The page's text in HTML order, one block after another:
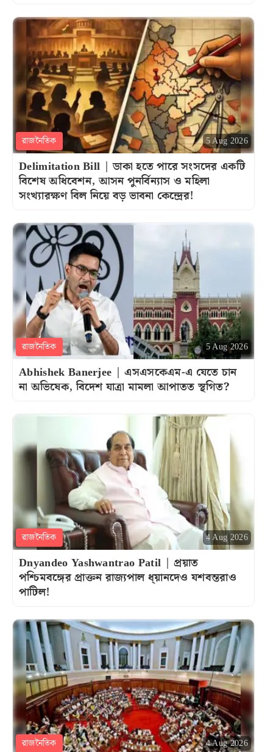
রাজনৈতিক 5 Aug 2026
Delimitation Bill | ডাকা হতে পারে সংসদের একটি
বিশেষ অধিবেশন, আসন পুনর্বিন্যাস ও মহিলা
সংখ্যারক্ষণ বিল নিয়ে বড় ভাবনা কেন্দ্রের!
রাজনৈতিক 5 Aug 2026
Abhishek Banerjee | এসএসকেএম-এ যেতে চান
না অভিষেক, বিদেশ যাত্রা মামলা আপাতত স্থগিত?
রাজনৈতিক 4 Aug 2026
Dnyandeo Yashwantrao Patil | প্রয়াত
পশ্চিমবঙ্গের প্রাক্তন রাজ্যপাল ধ্য়ানদেও যশবন্তরাও
পাটিল!
রাজনৈতিক 4 Aug 2026